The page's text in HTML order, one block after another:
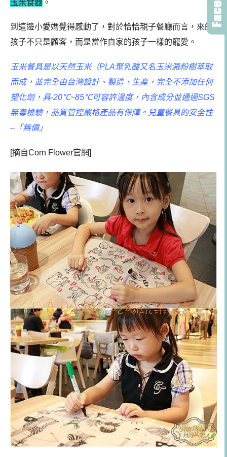
玉米食器 。
到這邊小愛媽覺得感動了，對於恰恰親子餐廳而言，來的
孩子不只是顧客，而是當作自家的孩子一樣的寵愛。
玉米餐具是以天然玉米（PLA聚乳酸又名玉米澱粉樹萃取
而成，並完全由台灣設計、製造、生產，完全不添加任何
塑化劑，具-20℃~85℃可容許溫度，內含成分並通過SGS
無毒檢驗，品質管控嚴格產品有保障。兒童餐具的安全性
–「無價」
[摘自Corn Flower官網]